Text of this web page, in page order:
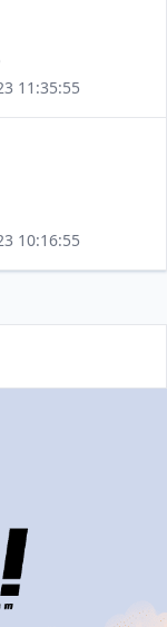
11:35:55
10:16:55